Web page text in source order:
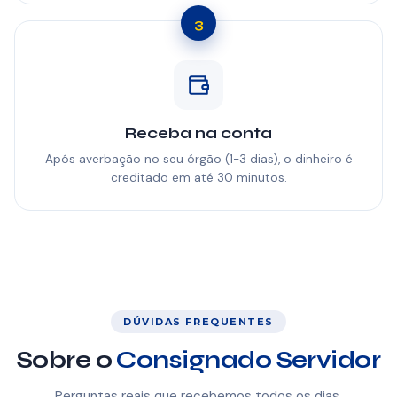
3
Receba na conta
Após averbação no seu órgão (1-3 dias), o dinheiro é
creditado em até 30 minutos.
DÚVIDAS FREQUENTES
Sobre oConsignado Servidor